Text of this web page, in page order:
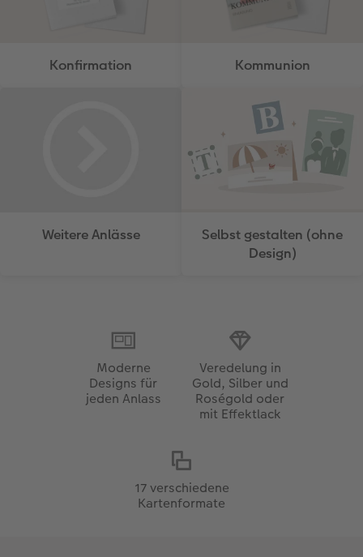
Konfirmation Kommunion
Weitere Anlässe
Selbst gestalten (ohne
Design)
Moderne
Designs für
jeden Anlass
Veredelung in
Gold, Silber und
Roségold oder
mit Effektlack
17 verschiedene
Kartenformate